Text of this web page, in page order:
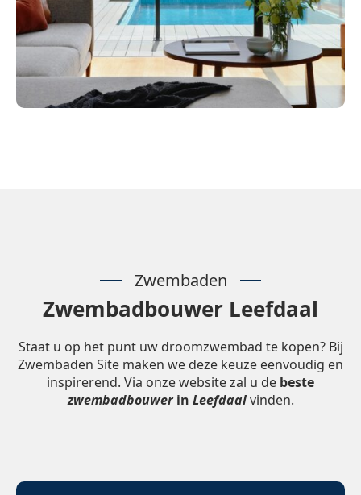
Zwembaden
Zwembadbouwer Leefdaal
Staat u op het punt uw droomzwembad te kopen? Bij
Zwembaden Site maken we deze keuze eenvoudig en
inspirerend. Via onze website zal u de beste
zwembadbouwerin Leefdaalvinden.